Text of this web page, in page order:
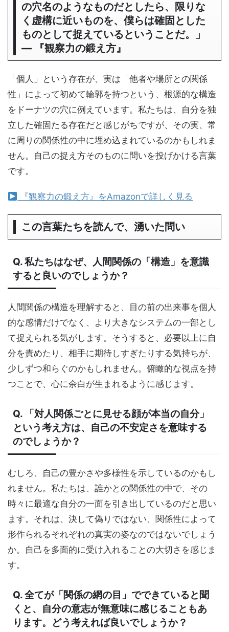
の穴名のようなものだとしたら、限りな
く虚構に近いものを、僕らは確固とした
ものとして捉えているということだ。」
― 『観察力の鍛え方』
「個人」という存在が、実は「他者や場所との関係
性」によって初めて輪郭を持つという、根源的な構造
をドーナツの穴に例えています。私たちは、自分を独
立した確固たる存在だと感じがちですが、その実、常
に周りの関係性の中に埋め込まれているのかもしれま
せん。自己の捉え方そのものに問いを投げかける言葉
です。
『観察力の鍛え方』をAmazonで詳しく見る
この言葉たちを読んで、湧いた問い
Q. 私たちはなぜ、人間関係の「構造」を意識
すると良いのでしょうか？
人間関係の構造を理解すると、目の前の出来事を個人
的な感情だけでなく、より大きなシステムの一部とし
て捉えられる気がします。そうすると、必要以上に自
分を責めたり、相手に期待しすぎたりする気持ちが、
少しずつ和らぐのかもしれません。俯瞰的な視点を持
つことで、心に余白が生まれるように感じます。
Q. 「対人関係ごとに見せる顔が本当の自分」
という考え方は、自己の不安定さを意味する
のでしょうか？
むしろ、自己の豊かさや多様性を示しているのかもし
れません。私たちは、誰かとの関係性の中で、その
時々に最適な自分の一面を引き出しているのだと思い
ます。それは、決して偽りではない、関係性によって
形作られるそれぞれの真実の姿なのではないでしょう
か。自己を多面的に受け入れることの大切さを感じま
す。
Q. 全てが「関係の網の目」でできていると聞
くと、自分の意志が無意味に感じることもあ
ります。どう考えれば良いでしょうか？